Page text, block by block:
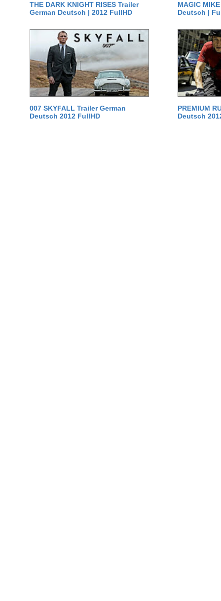
THE DARK KNIGHT RISES Trailer
German Deutsch | 2012 FullHD
MAGIC
Deutsch |
007 SKYFALL Trailer German
Deutsch 2012 FullHD
PREMIUM
Deutsch